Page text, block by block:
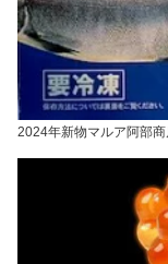
2024年新物マルア阿部商